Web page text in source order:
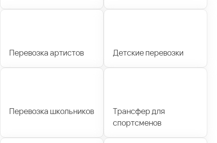
Перевозка артистов Детские перевозки
Перевозка школьников
Трансфер для
спортсменов